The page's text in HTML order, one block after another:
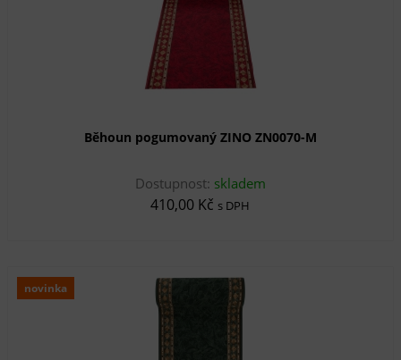
Běhoun pogumovaný ZINO ZN0070-M
Dostupnost: skladem
410,00 Kč s DPH
novinka